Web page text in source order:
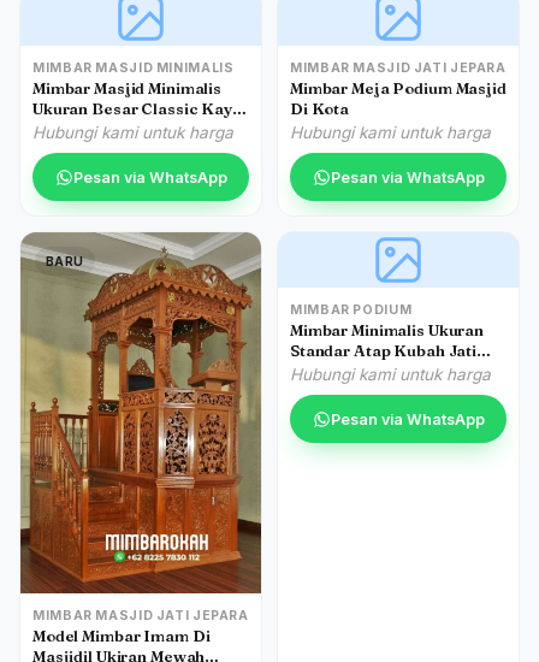
MIMBAR MASJID MINIMALIS
Mimbar Masjid Minimalis
Ukuran Besar Classic Kayu
Jati
Hubungi kami untuk harga
Pesan via WhatsApp
MIMBAR MASJID JATI JEPARA
Mimbar Meja Podium Masjid
Di Kota
Hubungi kami untuk harga
Pesan via WhatsApp
BARU
MIMBAR MASJID JATI JEPARA
Model Mimbar Imam Di
Masjidil Ukiran Mewah
MIMBAR PODIUM
Mimbar Minimalis Ukuran
Standar Atap Kubah Jati
Jepara
Hubungi kami untuk harga
Pesan via WhatsApp